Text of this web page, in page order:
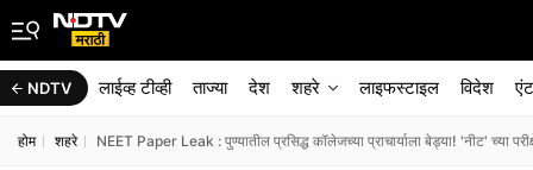
NDTV लाईव्ह टीव्ही ताज्या देश शहरे लाइफस्टाइल विदेश
होम शहरे NEET Paper Leak : पुण्यातील प्रसिद्ध कॉलेजच्या प्राचार्याला बेड्या! 'नीट' च्या